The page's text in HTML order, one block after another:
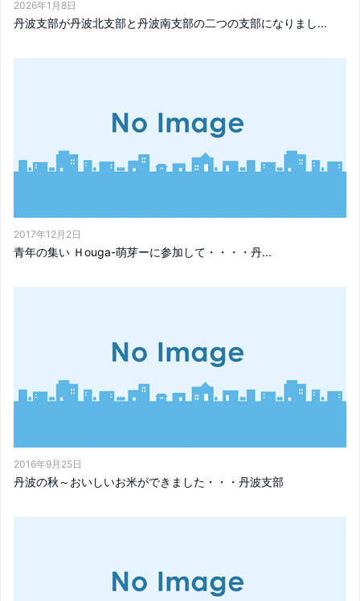
2026年1月8日
丹波支部が丹波北支部と丹波南支部の二つの支部になりまし...
2017年12月2日
青年の集い Ｈouga-萌芽ーに参加して・・・・丹...
2016年9月25日
丹波の秋～おいしいお米ができました・・・丹波支部